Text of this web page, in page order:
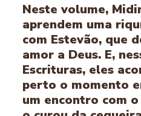
Neste volume,
aprendem uma
com Estevão, que
amor a Deus. E,
Escrituras, eles
perto o momento
um encontro com